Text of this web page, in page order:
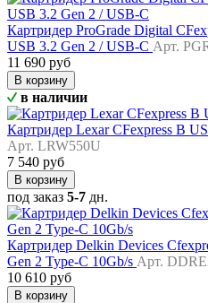
Картридер ProGrade Digital
USB 3.2 Gen 2 / USB-C Арт.
11 690 руб
В корзину
в наличии
Картридер Lexar CFexpress B
Арт. LRW550U
7 540 руб
В корзину
под заказ 5-7 дн.
Картридер Delkin Devices
Gen 2 Type-C 10Gb/s Арт.
10 610 руб
В корзину